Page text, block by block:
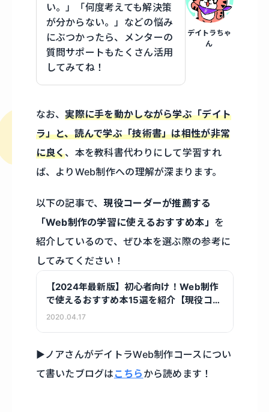
デイトラちゃ
ん
い。」「何度考えても解決策
が分からない。」などの悩み
にぶつかったら、メンターの
質問サポートもたくさん活用
してみてね！
なお、実際に手を動かしながら学ぶ「デイト
ラ」と、読んで学ぶ「技術書」は相性が非常
に良く、本を教科書代わりにして学習すれ
ば、よりWeb制作への理解が深まります。
以下の記事で、現役コーダーが推薦する
「Web制作の学習に使えるおすすめ本」 を
紹介しているので、ぜひ本を選ぶ際の参考に
してみてください！
【2024年最新版】初心者向け！Web制作
で使えるおすすめ本15選を紹介【現役コー
ダー5人が監修】
2020.04.17
▶︎ノアさんがデイトラWeb制作コースについ
て書いたブログは こちら から読めます！